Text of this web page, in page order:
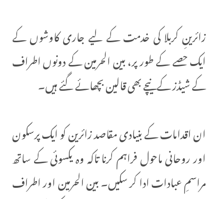
زائرینِ کربلا کی خدمت کے لیے جاری کاوشوں کے
ایک حصے کے طور پر، بین الحرمین کے دونوں اطراف
کے شیڈز کے نیچے بھی قالین بچھائے گئے ہیں۔
ان اقدامات کے بنیادی مقاصد زائرین کو ایک پرسکون
اور روحانی ماحول فراہم کرنا تاکہ وہ یکسوئی کے ساتھ
مراسمِ عبادات ادا کر سکیں۔ بین الحرمین اور اطراف